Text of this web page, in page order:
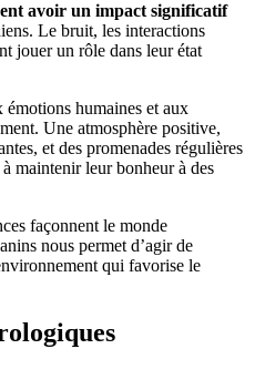
avoir un impact significatif
Le bruit, les interactions
jouer un rôle dans leur état
émotions humaines et aux
Une atmosphère positive,
et des promenades régulières
maintenir leur bonheur à des
façonnent le monde
nous permet d’agir de
qui favorise le